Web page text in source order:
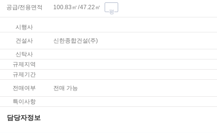
공급/전용면적 100.83 ㎡ 47.22 ㎡
평
시행사
건설사
신한종합건설(주)
신탁사
규제지역
규제기간
전매여부
전매 가능
특이사항
담당자정보